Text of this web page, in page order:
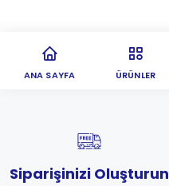
ANA SAYFA ÜRÜNLER
Siparişinizi Oluşturun